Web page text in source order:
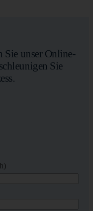
Sie unser Online-
Sie